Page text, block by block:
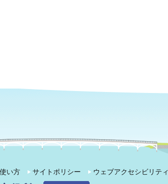
い方 サイトポリシー ウェブアクセシビリティ